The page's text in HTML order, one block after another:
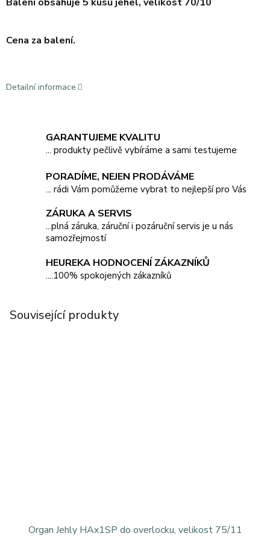
Cena za balení.
Detailní informace
GARANTUJEME KVALITU
... produkty pečlivě vybíráme a sami testujeme
PORADÍME, NEJEN PRODÁVÁME
... rádi Vám pomůžeme vybrat to nejlepší pro Vás
ZÁRUKA A SERVIS
...plná záruka, záruční i pozáruční servis je u nás
samozřejmostí
HEUREKA HODNOCENÍ ZÁKAZNÍKŮ
....100% spokojených zákazníků
Související produkty
Organ Jehly HAx1SP do overlocku, velikost 75/11